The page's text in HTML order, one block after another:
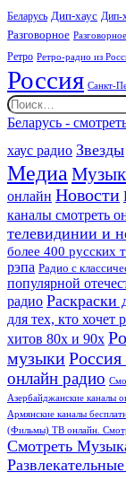
Беларусь Дип-хаус Дип-
Разговорное
Ретро Ретро-радио из
Россия Санкт-
Найти:
Беларусь -
хаус радио Звезды
Медиа
онлайн Новости
каналы смотреть
телевидинии и
более 400 русских
рэпа Радио с
популярной
радио Раскраски
для тех, кто хочет
хитов 80х и 90х
музыки
онлайн радио
Азербайджанские каналы
Армянские каналы
(Фильмы) ТВ онлайн.
Смотреть